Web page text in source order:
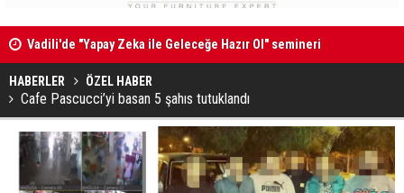
Vadili'de "Yapay Zeka ile Geleceğe Hazır Ol" semineri
düzenlendi
HABERLER ÖZEL HABER
Cafe Pascucci’yi basan 5 şahıs tutuklandı